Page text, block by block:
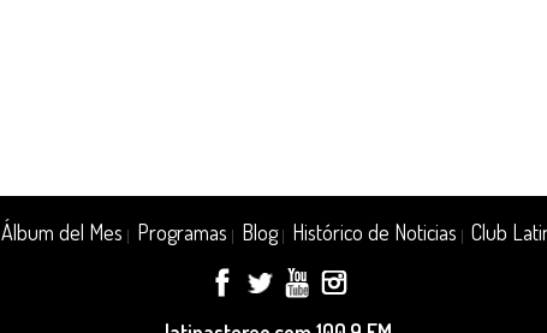
Álbum del Mes | Programas | Blog| Histórico de Noticias | Club